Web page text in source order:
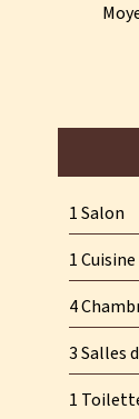
1 Salon
1
4
3 Salles
1